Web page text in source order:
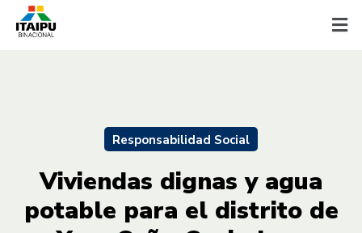
Responsabilidad Social
Viviendas dignas y agua
potable para el distrito de